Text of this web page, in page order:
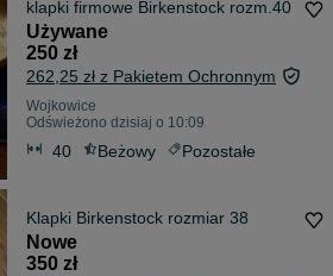
klapki firmowe Birkenstock rozm.40
Używane
250 zł
262,25 zł z Pakietem Ochronnym
Wojkowice
Odświeżono dzisiaj o 10:09
40 Beżowy Pozostałe
Klapki Birkenstock rozmiar 38
Nowe
350 zł